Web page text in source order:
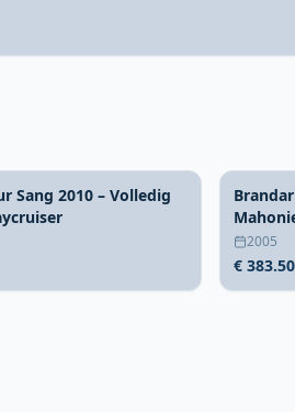
Sang 2010 – Volledig
2005
€